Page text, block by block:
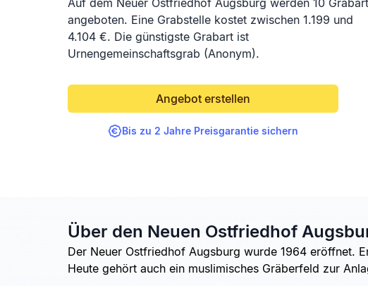
Auf dem Neuer Ostfriedhof Augsburg werden 10
angeboten. Eine Grabstelle kostet zwischen 1.199 und
4.104 €. Die günstigste Grabart ist
Urnengemeinschaftsgrab (Anonym).
Angebot erstellen
Bis zu 2 Jahre Preisgarantie sichern
Über den Neuen Ostfriedhof
Der Neuer Ostfriedhof Augsburg wurde 1964 eröffnet.
Heute gehört auch ein muslimisches Gräberfeld zur